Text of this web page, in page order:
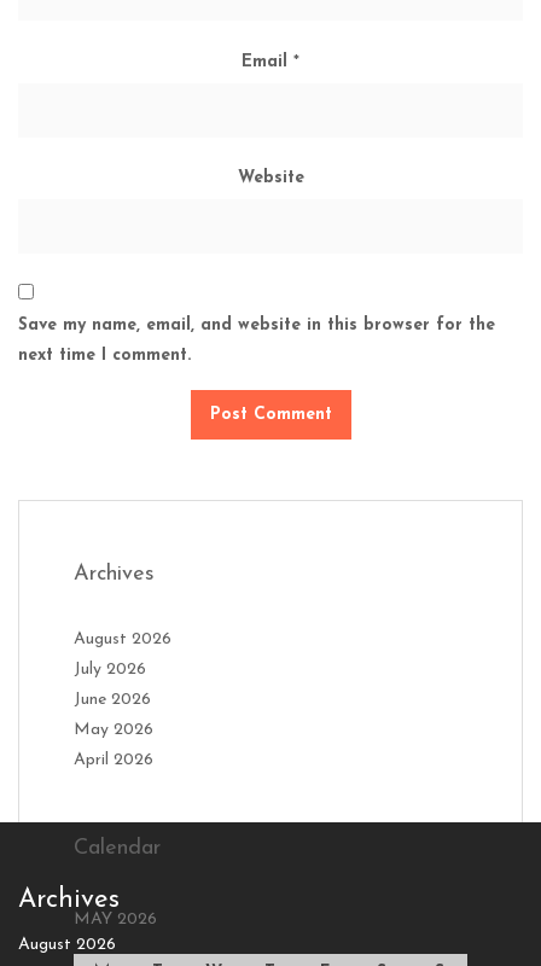
Email *
Website
Save my name, email, and website in this browser for the
next time I comment.
Archives
August 2026
July 2026
June 2026
May 2026
April 2026
Calendar
MAY 2026
Archives
August 2026